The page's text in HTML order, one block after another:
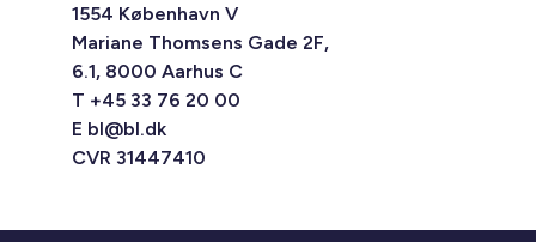
1554 København V
Mariane Thomsens Gade 2F,
6.1, 8000 Aarhus C
T +45 33 76 20 00
E bl@bl.dk
CVR 31447410